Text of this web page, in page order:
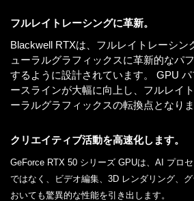
フルレイトレーシングに革新。
Blackwell RTXは、フルレイトレーシン
ューラルグラフィックスに革新的なパ
するように設計されています。 GPU
ースラインが大幅に向上し、フルレイ
ーラルグラフィックスの転換点となりま
クリエイティブ活動を高速化します。
GeForce RTX 50 シリーズ GPUは、AI プロ
ではなく、ビデオ編集、3D レンダリング、
おいても驚異的な性能を引き出します。